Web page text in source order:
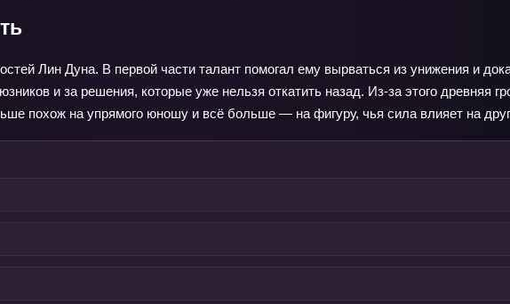
Лин Дуна. В первой части талант помогал ему вырваться из унижения и
и за решения, которые уже нельзя откатить назад. Из-за этого древняя
похож на упрямого юношу и всё больше — на фигуру, чья сила влияет на